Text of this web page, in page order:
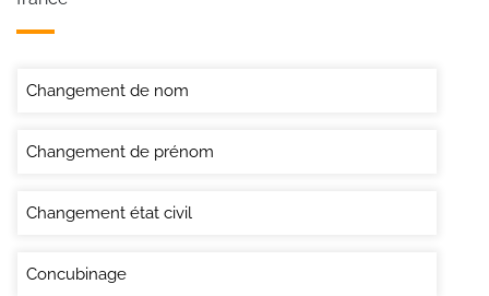
Changement de nom
Changement de prénom
Changement état civil
Concubinage